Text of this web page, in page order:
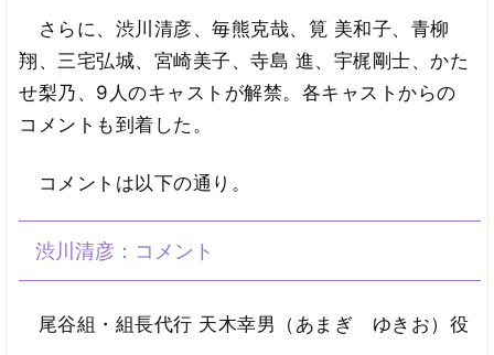
さらに、渋川清彦、毎熊克哉、筧 美和子、青柳
翔、三宅弘城、宮崎美子、寺島 進、宇梶剛士、かた
せ梨乃、9人のキャストが解禁。各キャストからの
コメントも到着した。
コメントは以下の通り。
渋川清彦：コメント
尾谷組・組長代行 天木幸男（あまぎ ゆきお）役